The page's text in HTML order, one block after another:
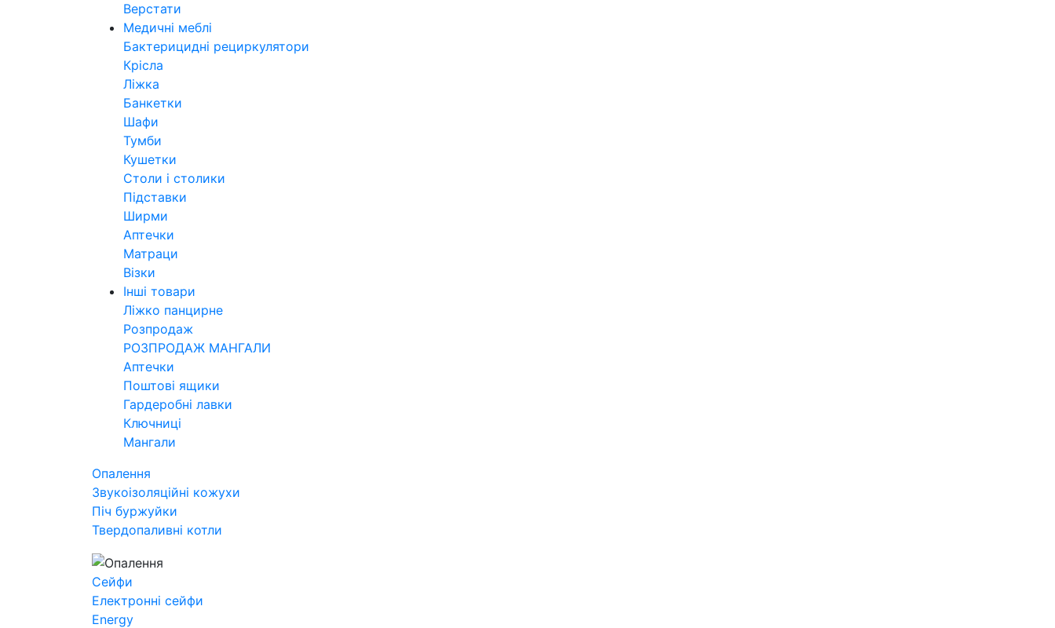
Верстати
Медичні меблі
Бактерицидні рециркулятори
Крісла
Ліжка
Банкетки
Шафи
Тумби
Кушетки
Столи і столики
Підставки
Ширми
Аптечки
Матраци
Візки
Інші товари
Ліжко панцирне
Розпродаж
РОЗПРОДАЖ МАНГАЛИ
Аптечки
Поштові ящики
Гардеробні лавки
Ключниці
Мангали
Опалення
Звукоізоляційні кожухи
Піч буржуйки
Твердопаливні котли
Сейфи
Електронні сейфи
Energy